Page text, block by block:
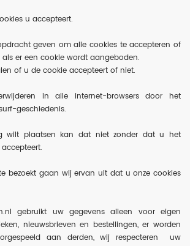
u accepteert.
geven om alle cookies te accepteren of
er een cookie wordt aangeboden.
of u de cookie accepteert of niet.
in alle internet-browsers door het
geschiedenis.
wilt plaatsen kan dat niet zonder dat u het
bezoekt gaan wij ervan uit dat u onze cookies
gebruikt uw gegevens alleen voor eigen
nieuwsbrieven en bestellingen, er worden
aan derden, wij respecteren uw